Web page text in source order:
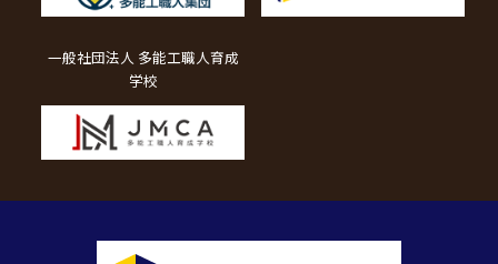
一般社団法人 多能工職人育成
学校